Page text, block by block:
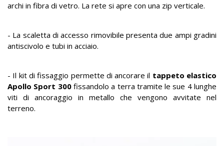
archi in fibra di vetro. La rete si apre con una zip verticale.
- La scaletta di accesso rimovibile presenta due ampi gradini
antiscivolo e tubi in acciaio.
- Il kit di fissaggio permette di ancorare il tappeto elastico
Apollo Sport 300fissandolo a terra tramite le sue 4 lunghe
viti di ancoraggio in metallo che vengono avvitate nel
terreno.